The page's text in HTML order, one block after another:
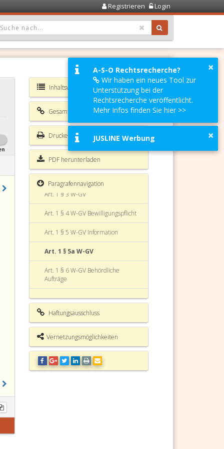
Registrieren Login
GEWÄHLTER WERT IST ALLE
Inhaltsverzeichnis W-GV
Gesamte Rechtsvorschrift
Drucken
PDF herunterladen
Paragrafennavigation
Art. 1 § 1 W-GV
Art. 1 § 2 W-GV
Art. 1 § 3 W-GV
Art. 1 § 4 W-GV Bewilligungspflicht
Art. 1 § 5 W-GV Information
Art. 1 § 5a W-GV
Art. 1 § 6 W-GV Behördliche
Aufträge
Art. 1 § 7 W-GV Überwachung
Art. 1 § 8 W-GV Wiener
Gentechnik-Buch
Art. 1 § 9 W-GV Behörde
Art. 1 § 10 W-GV
Strafbestimmungen
Haftungsausschluss
Vernetzungsmöglichkeiten
×
A-S-O Rechtsrecherche?
Wir haben ein neues Tool zur
Unterstützung bei der
Rechtsrecherche veröffentlicht.
Mehr Infos finden Sie hier >>
×
JUSLINE Werbung